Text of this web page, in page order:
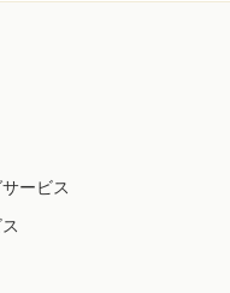
ービス